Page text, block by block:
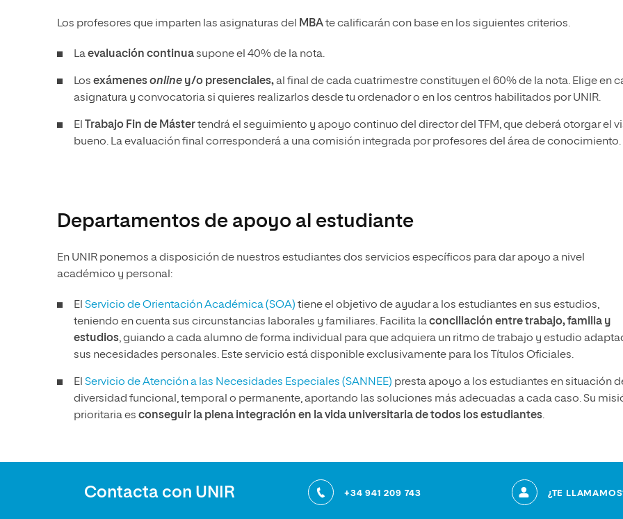
Los profesores que imparten las asignaturas del MBAte calificarán con base en los siguientes criterios.
Laevaluación continuasupone el 40% de la nota.
Los exámenesonline y/o presenciales,al final de cada cuatrimestre constituyen el 60% de la nota. Elige en
asignatura y convocatoria si quieres realizarlos desde tu ordenador o en los centros habilitados por UNIR.
El Trabajo Fin de Mástertendrá el seguimiento y apoyo continuo del director del TFM, que deberá otorgar el
bueno. La evaluación final corresponderá a una comisión integrada por profesores del área de conocimiento.
Departamentos de apoyo al estudiante
En UNIR ponemos a disposición de nuestros estudiantes dos servicios específicos para dar apoyo a nivel
académico y personal:
El Servicio de Orientación Académica (SOA) tiene el objetivo de ayudar a los estudiantes en sus estudios,
teniendo en cuenta sus circunstancias laborales y familiares. Facilita laconciliación entre trabajo, familia y
estudios, guiando a cada alumno de forma individual para que adquiera un ritmo de trabajo y estudio
sus necesidades personales. Este servicio está disponible exclusivamente para los Títulos Oficiales.
El Servicio de Atención a las Necesidades Especiales (SANNEE) presta apoyo a los estudiantes en situación
diversidad funcional, temporal o permanente, aportando las soluciones más adecuadas a cada caso. Su
prioritaria es conseguir la plena integración en la vida universitaria de todos los estudiantes.
Contacta con UNIR +34 941 209 743 ¿TE